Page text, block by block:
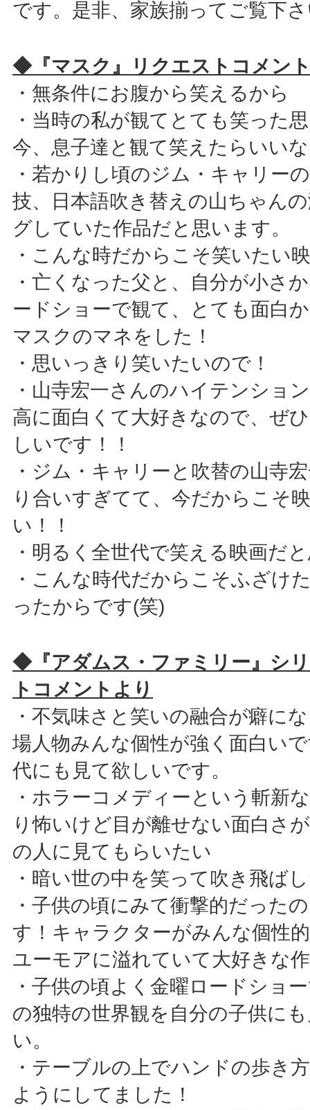
です。是非、家族揃ってご覧下
◆『マスク』リクエストコメン
・無条件にお腹から笑えるから
・当時の私が観てとても笑った
今、息子達と観て笑えたらいい
・若かりし頃のジム・キャリー
技、日本語吹き替えの山ちゃん
グしていた作品だと思います。
・こんな時だからこそ笑いたい
・亡くなった父と、自分が小さ
ードショーで観て、とても面白
マスクのマネをした！
・思いっきり笑いたいので！
・山寺宏一さんのハイテンショ
高に面白くて大好きなので、ぜ
しいです！！
・ジム・キャリーと吹替の山寺
り合いすぎてて、今だからこそ
い！！
・明るく全世代で笑える映画だ
・こんな時代だからこそふざけ
ったからです(笑)
◆『アダムス・ファミリー』シ
トコメントより
・不気味さと笑いの融合が癖に
場人物みんな個性が強く面白い
代にも見て欲しいです。
・ホラーコメディーという斬新
り怖いけど目が離せない面白さ
の人に見てもらいたい
・暗い世の中を笑って吹き飛ば
・子供の頃にみて衝撃的だった
す！キャラクターがみんな個性
ユーモアに溢れていて大好きな
・子供の頃よく金曜ロードショ
の独特の世界観を自分の子供に
い。
・テーブルの上でハンドの歩き
ようにしてました！